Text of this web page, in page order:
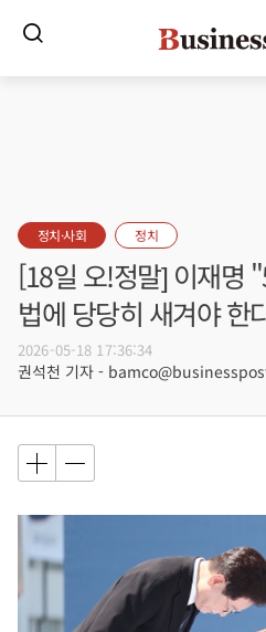
정치·사회 정치
[18일 오!정말] 이재명
법에 당당히 새겨야 한
2026-05-18 17:36:34
권석천 기자 -